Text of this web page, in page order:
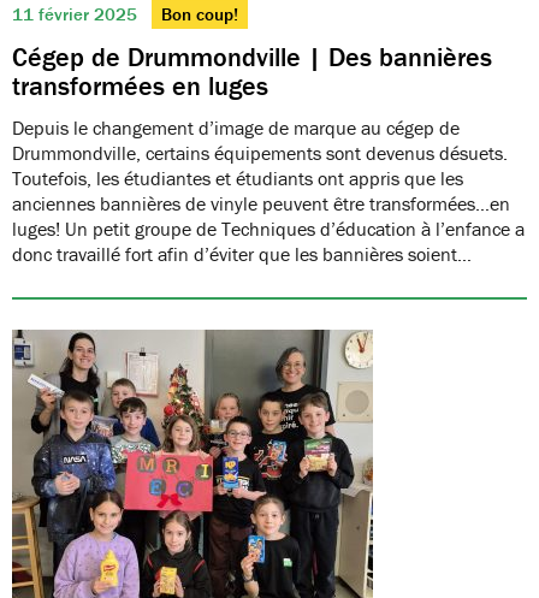
11 février 2025 Bon coup!
Cégep de Drummondville | Des bannières
transformées en luges
Depuis le changement d’image de marque au cégep de
Drummondville, certains équipements sont devenus désuets.
Toutefois, les étudiantes et étudiants ont appris que les
anciennes bannières de vinyle peuvent être transformées…en
luges! Un petit groupe de Techniques d’éducation à l’enfance a
donc travaillé fort afin d’éviter que les bannières soient…